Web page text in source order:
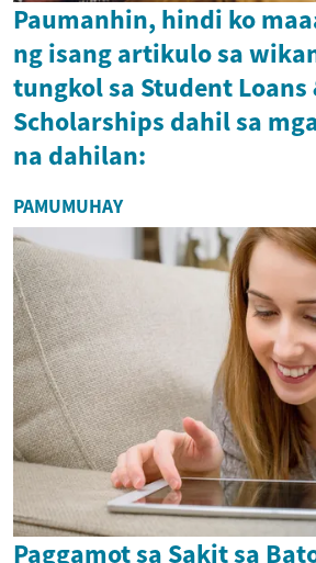
Paumanhin, hindi ko
ng isang artikulo sa
tungkol sa Student Loans
Scholarships dahil sa
na dahilan:
PAMUMUHAY
Paggamot sa Sakit sa